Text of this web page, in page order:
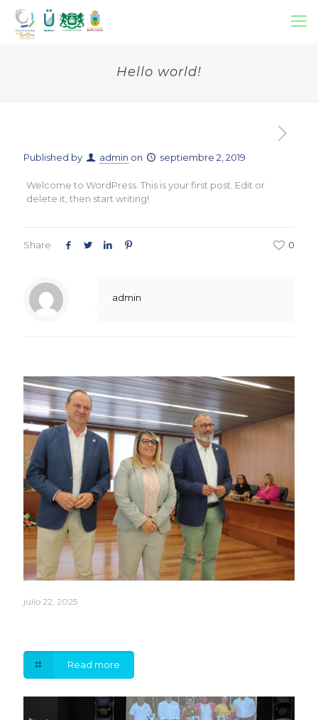
Hello world!
Published by admin on septiembre 2, 2019
Welcome to WordPress. This is your first post. Edit or
delete it, then start writing!
Share 0
admin
julio 22, 2025
Read more